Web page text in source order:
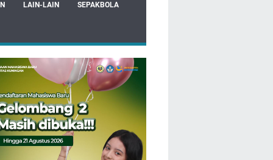
LAIN-LAIN SEPAKBOLA